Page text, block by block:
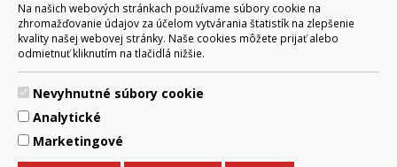
Na našich webových stránkach používame súbory cookie na
zhromažďovanie údajov za účelom vytvárania štatistík na zlepšenie
kvality našej webovej stránky. Naše cookies môžete prijať alebo
odmietnuť kliknutím na tlačidlá nižšie.
Nevyhnutné súbory cookie
Analytické
Marketingové